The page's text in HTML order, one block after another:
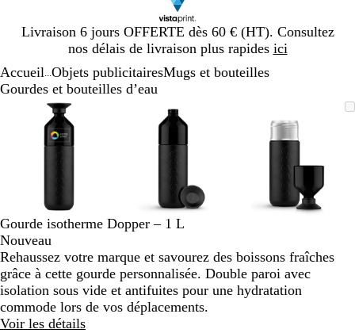
Livraison 6 jours OFFERTE dès 60 € (HT). Consultez
nos délais de livraison plus rapides ici
Diapositive
1
Accueil Objets publicitairesMugs et bouteilles
Gourdes et bouteilles d’eau
Image
zoomable
Zoom
au
minimum
Cliquez
pour
développer
Utilisez
les
touches
plus
pour
zoomer
les
touches
fléchées
pour
faire
Image
zoomable
Zoom
au
Cliquez
pour
Utilisez
les
moins
pour
zoomer
les
touches
fléchées
pour
zoomable
au
minimum
pour
les
touches
et
moins
pour
les
touches
fléchées
Diapositive
Gourde isotherme Dopper – 1 L
Nouveau
Rehaussez votre marque et savourez des boissons fraîches
grâce à cette gourde personnalisée. Double paroi avec
isolation sous vide et antifuites pour une hydratation
commode lors de vos déplacements.
Voir les détails